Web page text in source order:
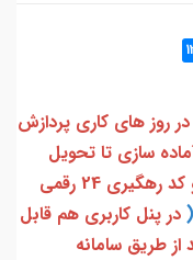
روز های کاری پردازش
سازی تا تحویل
بارکد ، مراحل برای کاربر پیامک میشود و کد رهگیری 24 رقمی
( در پنل کاربری هم قابل
از طریق سامانه